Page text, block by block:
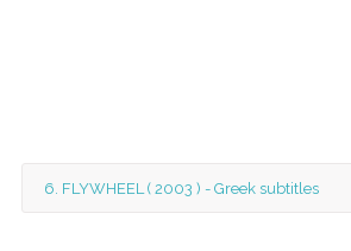
6. FLYWHEEL ( 2003 ) - Greek subtitles